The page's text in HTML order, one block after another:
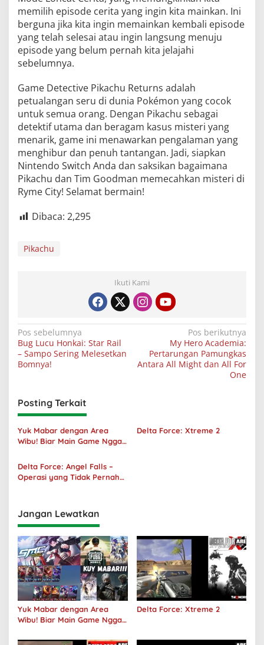
memilih episode cerita yang ingin kita mainkan. Ini
berguna jika kita ingin memainkan kembali episode
yang telah selesai atau ingin langsung menuju
episode yang belum pernah kita jelajahi
sebelumnya.
Game Detective Pikachu Returns adalah
petualangan seru di dunia Pokémon yang cocok
untuk semua orang. Dengan Pikachu sebagai
detektif utama dan beragam kasus misteri yang
menarik, game ini menawarkan pengalaman yang
menghibur dan penuh tantangan. Jadi, siapkan
Nintendo Switch Anda dan saksikan bagaimana
Pikachu dan Tim Goodman memecahkan misteri di
Ryme City! Selamat bermain!
Dibaca: 2,295
Pikachu
Ikuti Kami
Navigasi
pos
Pos sebelumnya
Bug Lucu Honkai: Star Rail
– Sampo Sering Melesetkan
Bomnya!
Pos berikutnya
My Hero Academia:
Pertarungan Pamungkas
Antara All Might dan All For
One
Posting Terkait
Yuk Mabar dengan Area
Wibu! Biar Main Game Nggak
Delta Force: Xtreme 2
Delta Force: Angel Falls –
Operasi yang Tidak Pernah
Jangan Lewatkan
Yuk Mabar dengan Area
Wibu! Biar Main Game Nggak
Delta Force: Xtreme 2